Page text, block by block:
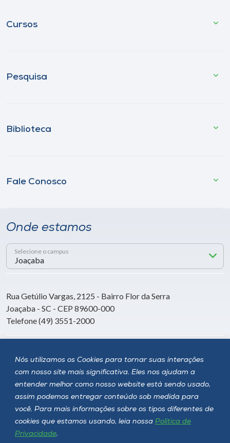
Nós utilizamos os Cookies para tornar suas interações
com nosso site mais significativa. Eles nos ajudam a
entender melhor como nosso website está sendo usado,
assim podemos entregar conteúdo sob medida para
você. Para mais informações sobre os tipos diferentes de
cookies que estamos usando, leia nossa Política de
Privacidade.
Cursos
Pesquisa
Biblioteca
Fale Conosco
Onde estamos
Selecione o campus
Rua Getúlio Vargas, 2125 - Bairro Flor da Serra
Joaçaba - SC - CEP 89600-000
Telefone (49) 3551-2000
Siga a Unoesc